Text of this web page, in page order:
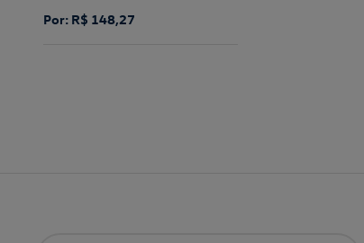
Por: R$ 148,27